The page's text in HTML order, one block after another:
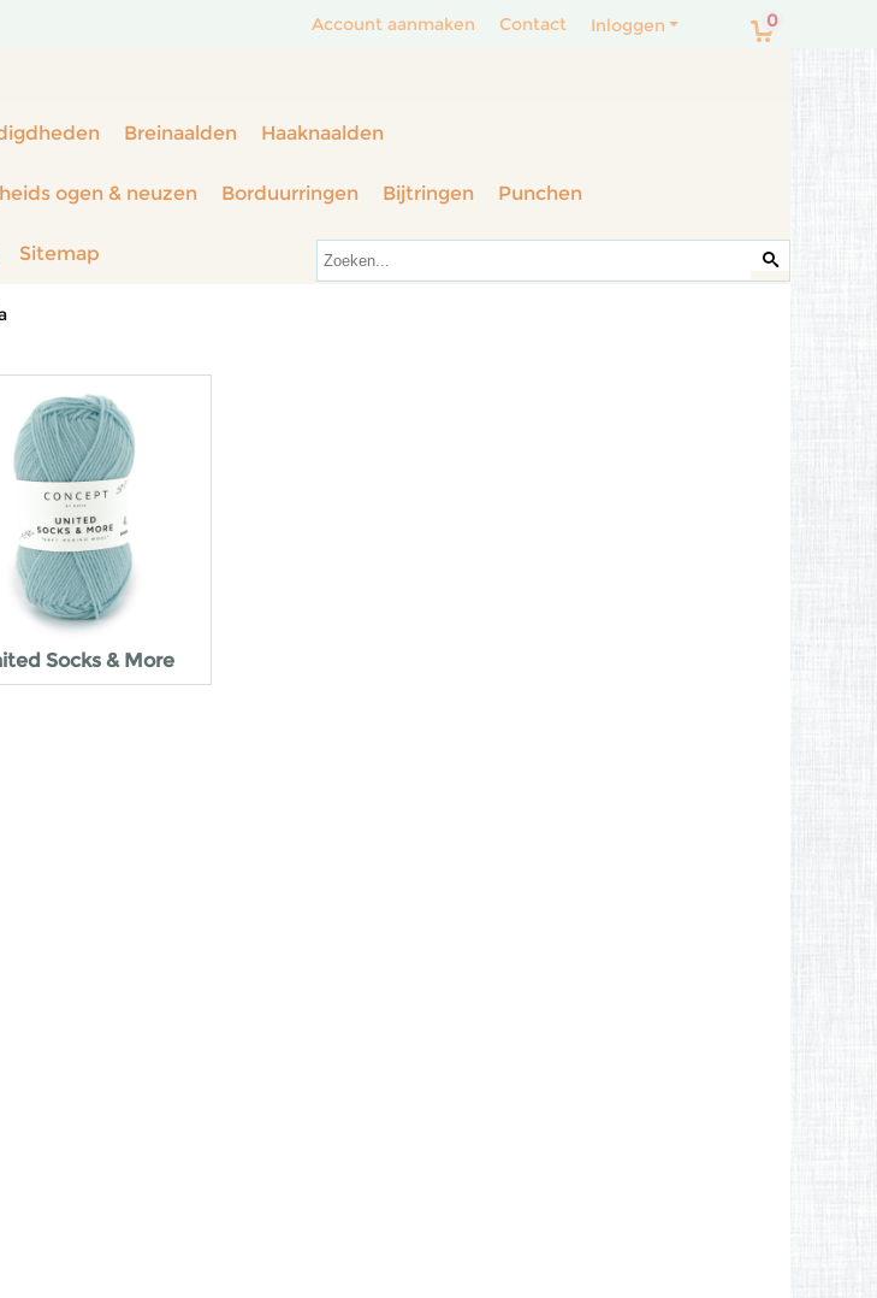
0
Inloggen
Account aanmaken Contact
Breinaalden Haaknaalden
ogen & neuzen Borduurringen Bijtringen Punchen
Sitemap
Socks & More